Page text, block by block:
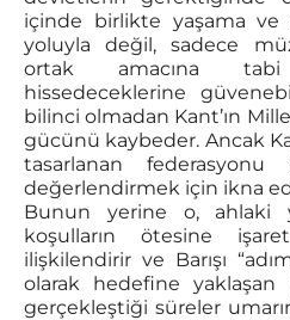
içinde birlikte yaşama ve
yoluyla değil, sadece
ortak amacına
hissedeceklerine
bilinci olmadan Kant’ın
gücünü kaybeder. Ancak
tasarlanan
değerlendirmek için ikna
Bunun yerine o, ahlaki
koşulların ötesine
ilişkilendirir ve Barışı
olarak hedefine yaklaşan
gerçekleştiği süreler